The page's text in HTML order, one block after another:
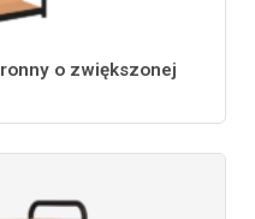
o zwiększonej